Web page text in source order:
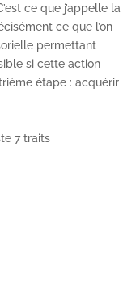
ce que j’appelle la
ce que l’on
permettant
si cette action
étape : acquérir
7 traits